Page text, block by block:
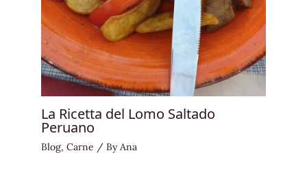
La Ricetta del Lomo Saltado
Peruano
Blog, Carne / ByAna